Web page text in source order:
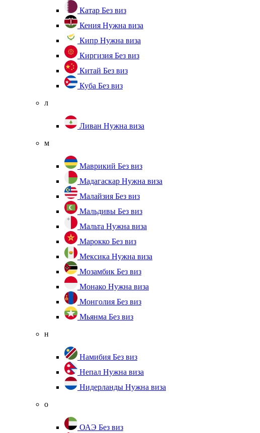
Катар Без виз
Кения Нужна виза
Кипр Нужна виза
Киргизия Без виз
Китай Без виз
Куба Без виз
л
Ливан Нужна виза
м
Маврикий Без виз
Мадагаскар Нужна виза
Малайзия Без виз
Мальдивы Без виз
Мальта Нужна виза
Марокко Без виз
Мексика Нужна виза
Мозамбик Без виз
Монако Нужна виза
Монголия Без виз
Мьянма Без виз
н
Намибия Без виз
Непал Нужна виза
Нидерланды Нужна виза
о
ОАЭ Без виз